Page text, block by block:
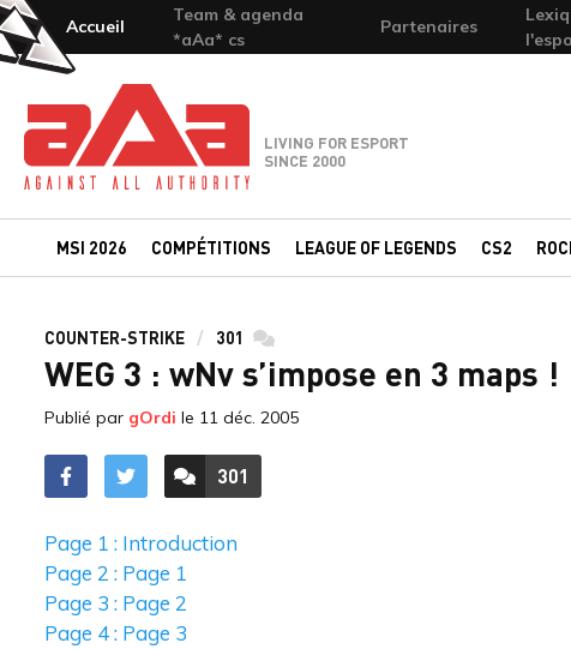
Accueil
Team & agenda
*aAa* cs
Partenaires
Team-aAa - against All authority
LIVING FOR ESPORT
SINCE 2000
MSI 2026 COMPÉTITIONS LEAGUE OF LEGENDS CS2
COUNTER-STRIKE 301 commentaires
WEG 3 : wNv s’impose en 3 maps !
Publié par gOrdi le 11 déc. 2005
ACCÉDER AUX
301
COMMENTAIRES
Page 1 : Introduction
Page 2 : Page 1
Page 3 : Page 2
Page 4 : Page 3